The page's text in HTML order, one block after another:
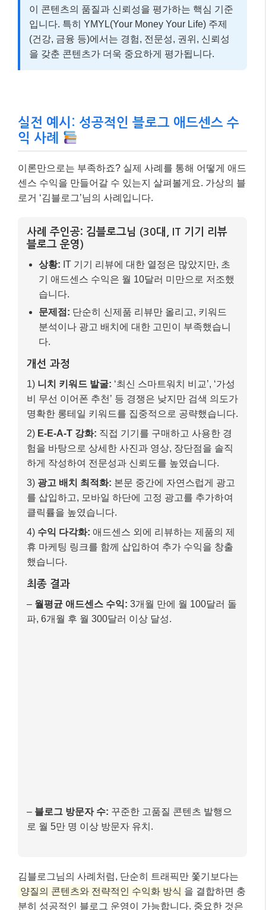
이 콘텐츠의 품질과 신뢰성을 평가하는 핵심 기준
입니다. 특히 YMYL(Your Money Your Life) 주제
(건강, 금융 등)에서는 경험, 전문성, 권위, 신뢰성
을 갖춘 콘텐츠가 더욱 중요하게 평가됩니다.
실전 예시: 성공적인 블로그 애드센스 수
익 사례
이론만으로는 부족하죠? 실제 사례를 통해 어떻게 애드
센스 수익을 만들어갈 수 있는지 살펴볼게요. 가상의 블
로거 ‘김블로그’님의 사례입니다.
사례 주인공: 김블로그님 (30대, IT 기기 리뷰
블로그 운영)
상황: IT 기기 리뷰에 대한 열정은 많았지만, 초
기 애드센스 수익은 월 10달러 미만으로 저조했
습니다.
문제점: 단순히 신제품 리뷰만 올리고, 키워드
분석이나 광고 배치에 대한 고민이 부족했습니
다.
개선 과정
1) 니치 키워드 발굴: ‘최신 스마트워치 비교’, ‘가성
비 무선 이어폰 추천’ 등 경쟁은 낮지만 검색 의도가
명확한 롱테일 키워드를 집중적으로 공략했습니다.
2) E-E-A-T 강화: 직접 기기를 구매하고 사용한 경
험을 바탕으로 상세한 사진과 영상, 장단점을 솔직
하게 작성하여 전문성과 신뢰도를 높였습니다.
3) 광고 배치 최적화: 본문 중간에 자연스럽게 광고
를 삽입하고, 모바일 하단에 고정 광고를 추가하여
클릭률을 높였습니다.
4) 수익 다각화: 애드센스 외에 리뷰하는 제품의 제
휴 마케팅 링크를 함께 삽입하여 추가 수익을 창출
했습니다.
최종 결과
– 월평균 애드센스 수익: 3개월 만에 월 100달러 돌
파, 6개월 후 월 300달러 이상 달성.
마무리: 핵심 내용 요약
츠를 발행하며, 사용자 경험을 최우선으로 생각한다면
여러분의 블로그도 충분히 성공적인 수익 모델이 될 수